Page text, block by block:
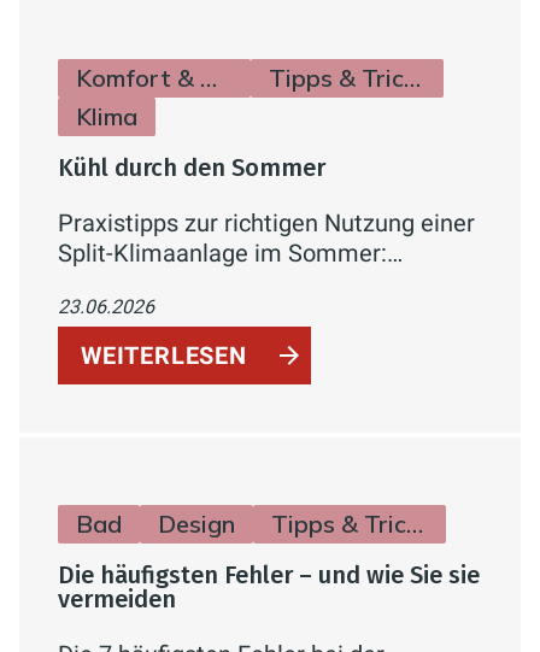
Komfort & Hygiene
Tipps & Tricks
Klima
Kühl durch den Sommer
Praxistipps zur richtigen Nutzung einer
Split-Klimaanlage im Sommer:
Lüftungsverhalten und Effizienzklassen
einfach erklärt.
23.06.2026
WEITERLESEN
Bad Design Tipps & Tricks
Die häufigsten Fehler – und wie Sie sie
vermeiden